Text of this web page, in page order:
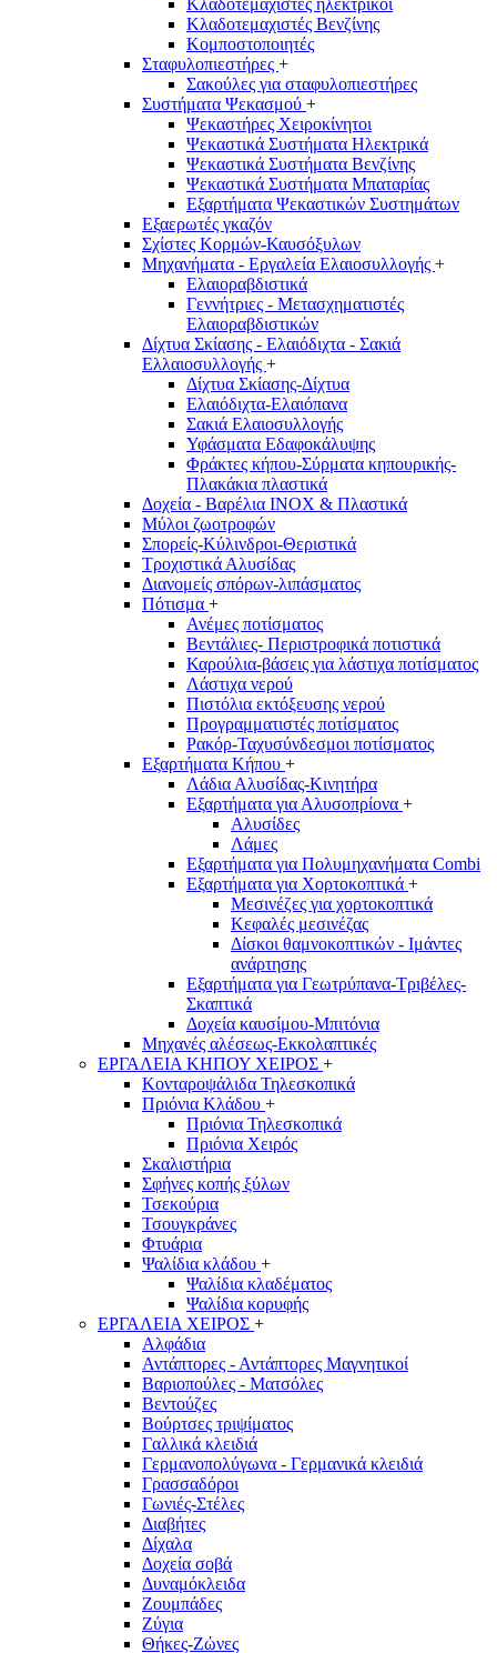
Κλαδοτεμαχιστές ηλεκτρικοί
Κλαδοτεμαχιστές Βενζίνης
Κομποστοποιητές
Σταφυλοπιεστήρες +
Σακούλες για σταφυλοπιεστήρες
Συστήματα Ψεκασμού +
Ψεκαστήρες Χειροκίνητοι
Ψεκαστικά Συστήματα Ηλεκτρικά
Ψεκαστικά Συστήματα Βενζίνης
Ψεκαστικά Συστήματα Μπαταρίας
Εξαρτήματα Ψεκαστικών Συστημάτων
Εξαερωτές γκαζόν
Σχίστες Κορμών-Καυσόξυλων
Μηχανήματα - Εργαλεία Ελαιοσυλλογής +
Ελαιοραβδιστικά
Γεννήτριες - Μετασχηματιστές
Ελαιοραβδιστικών
Δίχτυα Σκίασης - Ελαιόδιχτα - Σακιά
Ελλαιοσυλλογής +
Δίχτυα Σκίασης-Δίχτυα
Ελαιόδιχτα-Ελαιόπανα
Σακιά Ελαιοσυλλογής
Υφάσματα Εδαφοκάλυψης
Φράκτες κήπου-Σύρματα κηπουρικής-
Πλακάκια πλαστικά
Δοχεία - Βαρέλια INOX & Πλαστικά
Μύλοι ζωοτροφών
Σπορείς-Κύλινδροι-Θεριστικά
Τροχιστικά Αλυσίδας
Διανομείς σπόρων-λιπάσματος
Πότισμα +
Ανέμες ποτίσματος
Βεντάλιες- Περιστροφικά ποτιστικά
Καρούλια-βάσεις για λάστιχα ποτίσματος
Λάστιχα νερού
Πιστόλια εκτόξευσης νερού
Προγραμματιστές ποτίσματος
Ρακόρ-Ταχυσύνδεσμοι ποτίσματος
Εξαρτήματα Κήπου +
Λάδια Αλυσίδας-Κινητήρα
Εξαρτήματα για Αλυσοπρίονα +
Αλυσίδες
Λάμες
Εξαρτήματα για Πολυμηχανήματα Combi
Εξαρτήματα για Χορτοκοπτικά +
Μεσινέζες για χορτοκοπτικά
Κεφαλές μεσινέζας
Δίσκοι θαμνοκοπτικών - Ιμάντες
ανάρτησης
Εξαρτήματα για Γεωτρύπανα-Τριβέλες-
Σκαπτικά
Δοχεία καυσίμου-Μπιτόνια
Μηχανές αλέσεως-Εκκολαπτικές
ΕΡΓΑΛΕΙΑ ΚΗΠΟΥ ΧΕΙΡΟΣ +
Κονταροψάλιδα Τηλεσκοπικά
Πριόνια Κλάδου +
Πριόνια Τηλεσκοπικά
Πριόνια Χειρός
Σκαλιστήρια
Σφήνες κοπής ξύλων
Τσεκούρια
Τσουγκράνες
Φτυάρια
Ψαλίδια κλάδου +
Ψαλίδια κλαδέματος
Ψαλίδια κορυφής
ΕΡΓΑΛΕΙΑ ΧΕΙΡΟΣ +
Αλφάδια
Αντάπτορες - Αντάπτορες Μαγνητικοί
Βαριοπούλες - Ματσόλες
Βεντούζες
Βούρτσες τριψίματος
Γαλλικά κλειδιά
Γερμανοπολύγωνα - Γερμανικά κλειδιά
Γρασσαδόροι
Γωνιές-Στέλες
Διαβήτες
Δίχαλα
Δοχεία σοβά
Δυναμόκλειδα
Ζουμπάδες
Ζύγια
Θήκες-Ζώνες